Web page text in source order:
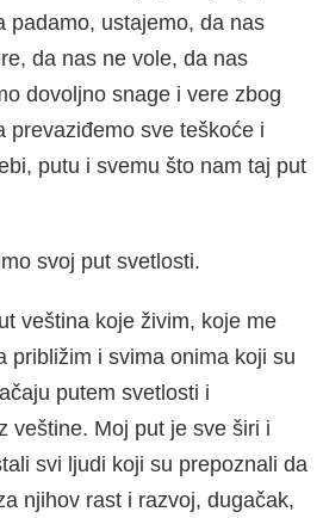
padamo, ustajemo, da nas
da nas ne vole, da nas
dovoljno snage i vere zbog
prevaziđemo sve teškoće i
putu i sve­mu što nam taj put
svoj put svetlosti.
veština koje živim, koje me
približim i svima oni­ma koji su
putem sve­tlosti i
veštine. Moj put je sve širi i
svi ljudi koji su prepoznali da
njihov rast i razvoj, dugačak,